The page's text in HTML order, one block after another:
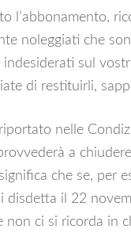
l’abbonamento,
noleggiati che
sul
di restituirli,
nelle
a
che se, per
disdetta il 22
non ci si ricorda in